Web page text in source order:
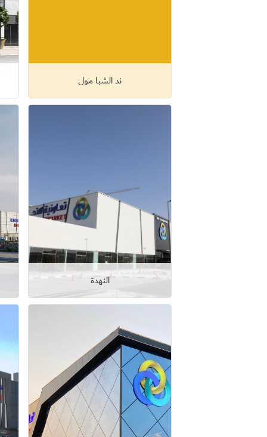
ند الشبا مول
عرض التفاصيل
النهدة
عرض التفاصيل